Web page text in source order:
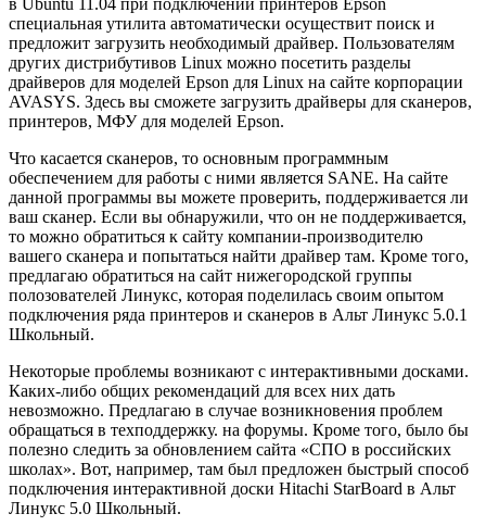
специальная утилита автоматически осуществит поиск и
предложит загрузить необходимый драйвер. Пользователям
других дистрибутивов Linux можно посетить разделы
драйверов для моделей Epson для Linux на сайте корпорации
AVASYS. Здесь вы сможете загрузить драйверы для сканеров,
принтеров, МФУ для моделей Epson.
Что касается сканеров, то основным программным
обеспечением для работы с ними является SANE. На сайте
данной программы вы можете проверить, поддерживается ли
ваш сканер. Если вы обнаружили, что он не поддерживается,
то можно обратиться к сайту компании-производителю
вашего сканера и попытаться найти драйвер там. Кроме того,
предлагаю обратиться на сайт нижегородской группы
полозователей Линукс, которая поделилась своим опытом
подключения ряда принтеров и сканеров в Альт Линукс 5.0.1
Школьный.
Некоторые проблемы возникают с интерактивными досками.
Каких-либо общих рекомендаций для всех них дать
невозможно. Предлагаю в случае возникновения проблем
обращаться в техподдержку. на форумы. Кроме того, было бы
полезно следить за обновлением сайта «СПО в российских
школах». Вот, например, там был предложен быстрый способ
подключения интерактивной доски Hitachi StarBoard в Альт
Линукс 5.0 Школьный.